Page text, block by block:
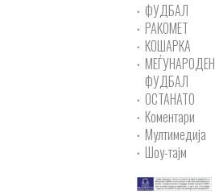
ФУДБАЛ
РАКОМЕТ
КОШАРКА
МЕЃУНАРОДЕН
ФУДБАЛ
ОСТАНАТО
Коментари
Мултимедија
Шоу-тајм